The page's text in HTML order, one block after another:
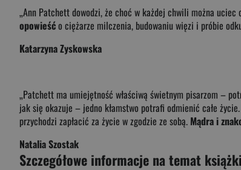
„Ann Patchett dowodzi, że choć w każdej chwili można uciec
opowieśćo ciężarze milczenia, budowaniu więzi i próbie
Katarzyna Zyskowska
„Patchett ma umiejętność właściwą świetnym pisarzom –
jak się okazuje – jedno kłamstwo potrafi odmienić całe
przychodzi zapłacić za życie w zgodzie ze sobą. Mądra i
Natalia Szostak
Szczegółowe informacje na temat książki